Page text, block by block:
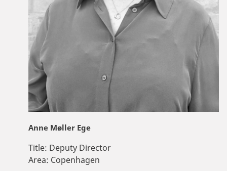
Anne Møller Ege
Title: Deputy Director
Area: Copenhagen